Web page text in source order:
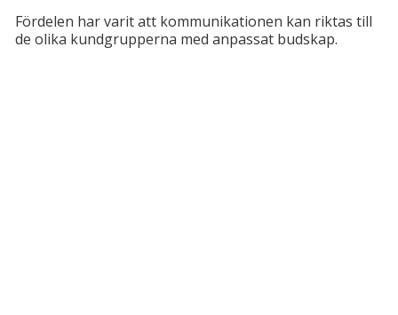
Fördelen har varit att kommunikationen kan riktas till
de olika kundgrupperna med anpassat budskap.